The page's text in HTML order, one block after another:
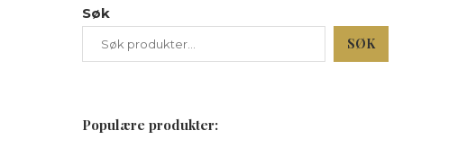
Søk
SØK
Populære produkter: